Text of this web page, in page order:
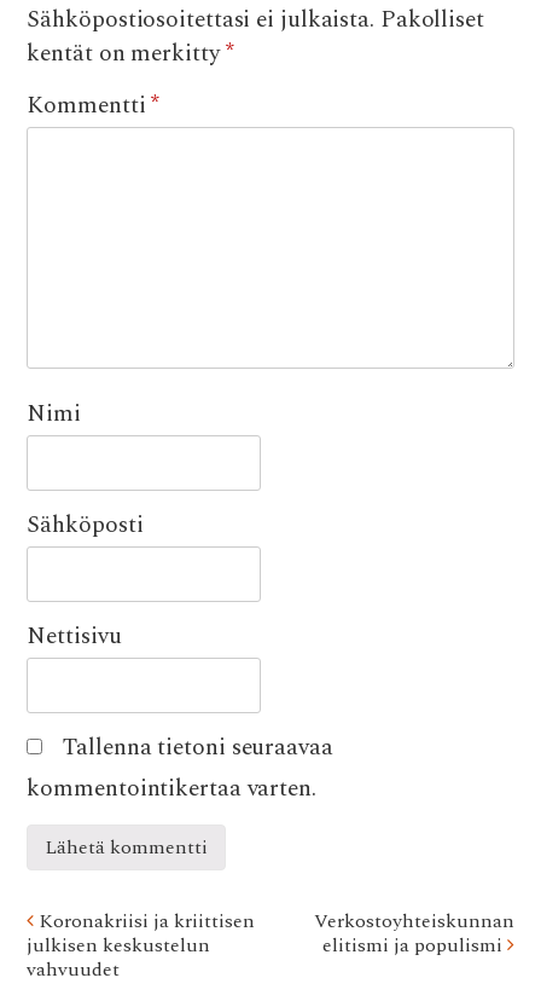
Sähköpostiosoitettasi ei julkaista. Pakolliset
kentät on merkitty*
Kommentti*
Nimi
Sähköposti
Nettisivu
Tallenna tietoni seuraavaa
kommentointikertaa varten.
Post
navigation
Koronakriisi ja kriittisen
julkisen keskustelun
vahvuudet
Verkostoyhteiskunnan
elitismi ja populismi